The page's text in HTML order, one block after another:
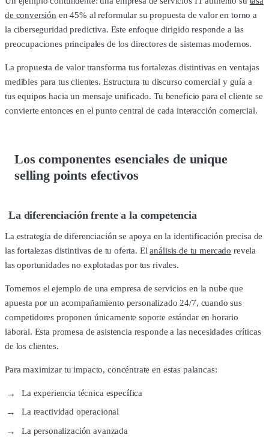
de conversión en 45% al reformular su propuesta de valor en torno a
la ciberseguridad predictiva. Este enfoque dirigido responde a las
preocupaciones principales de los directores de sistemas modernos.
La propuesta de valor transforma tus fortalezas distintivas en ventajas
medibles para tus clientes. Estructura tu discurso comercial y guía a
tus equipos hacia un mensaje unificado. Tu beneficio para el cliente se
convierte entonces en el punto central de cada interacción comercial.
Los componentes esenciales de unique
selling points efectivos
La diferenciación frente a la competencia
La estrategia de diferenciación se apoya en la identificación precisa de
las fortalezas distintivas de tu oferta. Elanálisis de tu mercado revela
las oportunidades no explotadas por tus rivales.
Tomemos el ejemplo de una empresa de servicios en la nube que
apuesta por un acompañamiento personalizado 24/7, cuando sus
competidores proponen únicamente soporte estándar en horario
laboral. Esta promesa de asistencia responde a las necesidades críticas
de los clientes.
Para maximizar tu impacto, concéntrate en estas palancas:
La experiencia técnica específica
La reactividad operacional
La personalización avanzada